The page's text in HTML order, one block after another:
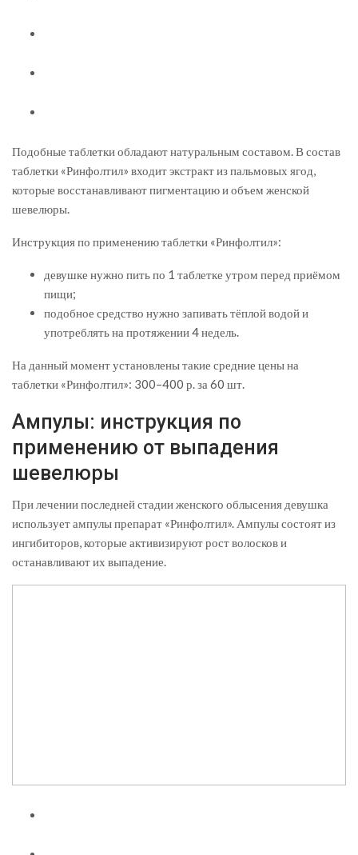
Подобные таблетки обладают натуральным составом. В состав
таблетки «Ринфолтил» входит экстракт из пальмовых ягод,
которые восстанавливают пигментацию и объем женской
шевелюры.
Инструкция по применению таблетки «Ринфолтил»:
девушке нужно пить по 1 таблетке утром перед приёмом
пищи;
подобное средство нужно запивать тёплой водой и
употреблять на протяжении 4 недель.
На данный момент установлены такие средние цены на
таблетки «Ринфолтил»: 300–400 р. за 60 шт.
Ампулы: инструкция по
применению от выпадения
шевелюры
При лечении последней стадии женского облысения девушка
использует ампулы препарат «Ринфолтил». Ампулы состоят из
ингибиторов, которые активизируют рост волосков и
останавливают их выпадение.